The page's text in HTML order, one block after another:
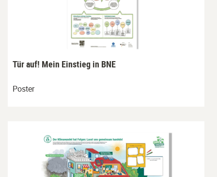
Tür auf! Mein Einstieg in BNE
Poster